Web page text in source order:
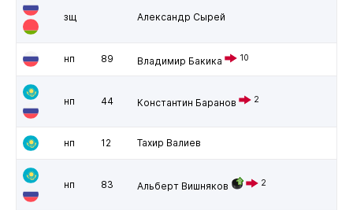
зщ Александр Сырей
нп 89 Владимир Бакика 10
нп 44 Константин Баранов 2
нп 12 Тахир Валиев
нп 83 Альберт Вишняков 2